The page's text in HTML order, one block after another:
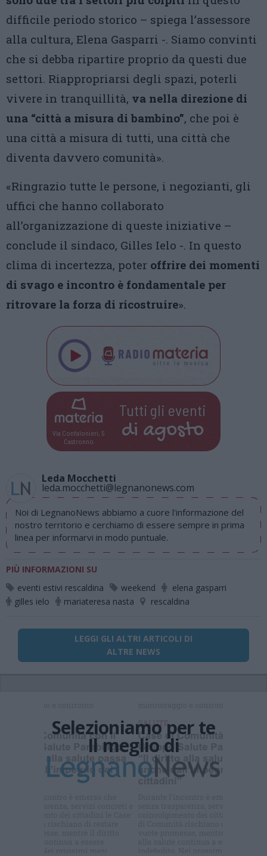
difficile periodo storico – spiega l’assessore
alla cultura, Elena Gasparri -. Siamo convinti
che si debba ripartire proprio da questi due
settori. Riappropriarsi degli spazi, poterli
vivere in tranquillità, va nella direzione di
una “città a misura di bambino”, che poi è
una città a misura di tutti, una città che
diventa davvero comunità».
«Ringrazio tutte le persone, i negozianti, gli
uffici che hanno collaborato
all’organizzazione di queste iniziative –
conclude il sindaco, Gilles Ielo -. In questo
clima di incertezza, poter offrire dei momenti
di svago e incontro è fondamentale per
ritrovare la forza di ricostruire».
Via Confalonieri, 5
Castronno
Tutti gli eventi
di agosto
Leda Mocchetti
leda.mocchetti@legnanonews.com
Noi di LegnanoNews abbiamo a cuore l'informazione del
nostro territorio e cerchiamo di essere sempre in prima
linea per informarvi in modo puntuale.
PIÙ INFORMAZIONI SU
eventi estivi rescaldina
weekend
elena gasparri
gilles ielo
mariateresa nasta rescaldina
LEGGI GLI ALTRI ARTICOLI DI
ALTRE NEWS
Selezioniamo per te
Il meglio di
Iscriviti alla